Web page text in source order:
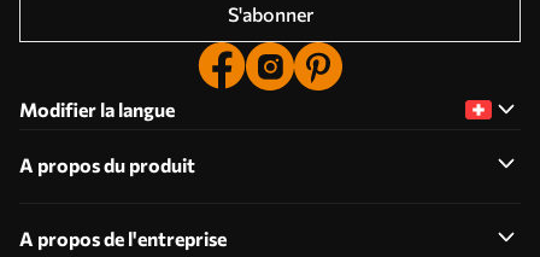
S'abonner
Modifier la langue
A propos du produit
A propos de l'entreprise